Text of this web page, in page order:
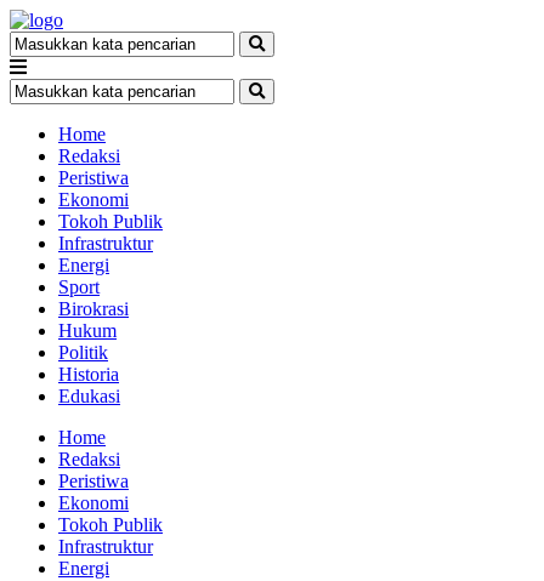
Home
Redaksi
Peristiwa
Ekonomi
Tokoh Publik
Infrastruktur
Energi
Sport
Birokrasi
Hukum
Politik
Historia
Edukasi
Home
Redaksi
Peristiwa
Ekonomi
Tokoh Publik
Infrastruktur
Energi